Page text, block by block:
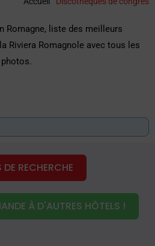
Romagne, liste des meilleurs
Riviera Romagnole avec tous les
DE RECHERCHE
À D'AUTRES HÔTELS !